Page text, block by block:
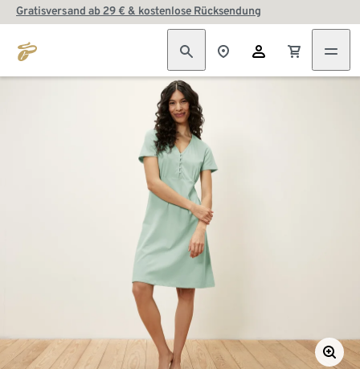
Gratisversand ab 29 € & kostenlose Rücksendung